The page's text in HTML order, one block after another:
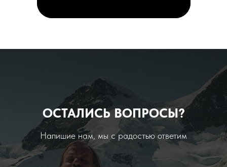
ОСТАЛИСЬ ВОПРОСЫ?
Напишие нам, мы с радостью ответим